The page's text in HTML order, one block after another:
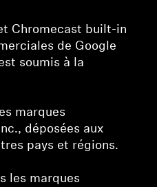
Chromecast built-in
de Google
soumis à la
marques
déposées aux
pays et régions.
les marques